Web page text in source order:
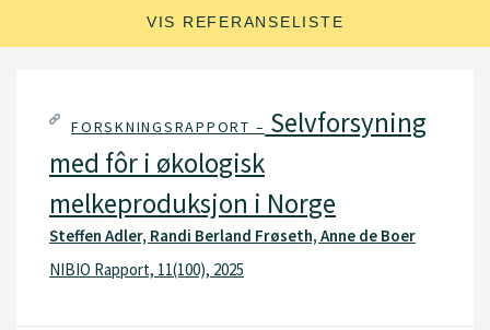
VIS REFERANSELISTE
FORSKNINGSRAPPORT – Selvforsyning
med fôr i økologisk
melkeproduksjon i Norge
Steffen Adler, Randi Berland Frøseth, Anne de Boer
NIBIO Rapport, 11(100), 2025